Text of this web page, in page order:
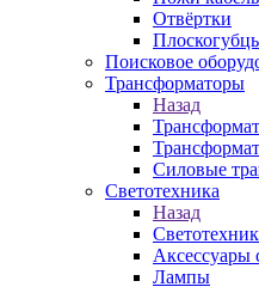
Отвёртки
Поисковое
Трансформаторы
Назад
Силовые
Светотехника
Назад
Аксессуары
Лампы